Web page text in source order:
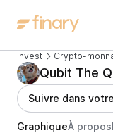
Invest Crypto-
Qubit The
Suivre dans
GraphiqueÀ propos